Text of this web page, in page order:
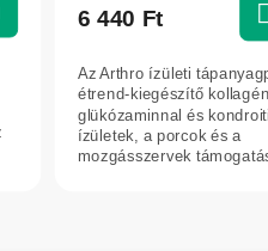
6 440 Ft
Az Arthro ízületi
étrend-kiegészítő
glükózaminnal és
ízületek, a porcok és a
mozgásszervek